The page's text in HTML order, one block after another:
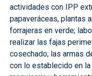
actividades con IPP
papaveráceas, plantas
forrajeras en verde;
realizar las fajas
cosechado; las armas
con lo establecido en